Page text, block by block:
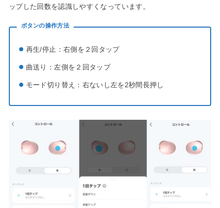
ップした回数を認識しやすくなっています。
ボタンの操作方法
再生/停止：右側を２回タップ
曲送り：左側を２回タップ
モード切り替え：右ないし左を2秒間長押し